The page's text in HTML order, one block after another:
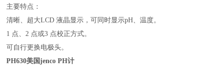
主要特点：
清晰、超大LCD 液晶显示，可同时显示pH、温度。
1 点、2 点或3 点校正方式。
可自行更换电极头。
PH630美国jenco PH计